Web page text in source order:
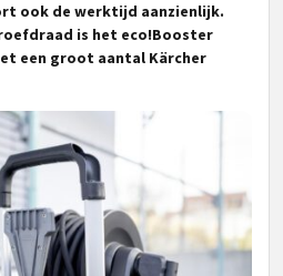
ook de werktijd aanzienlijk.
is het eco!Booster
een groot aantal Kärcher